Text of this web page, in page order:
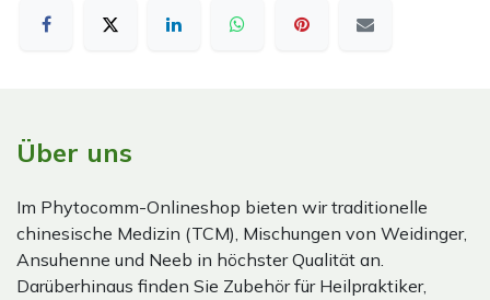
Über uns
Im Phytocomm-Onlineshop bieten wir traditionelle
chinesische Medizin (TCM), Mischungen von Weidinger,
Ansuhenne und Neeb in höchster Qualität an.
Darüberhinaus finden Sie Zubehör für Heilpraktiker,